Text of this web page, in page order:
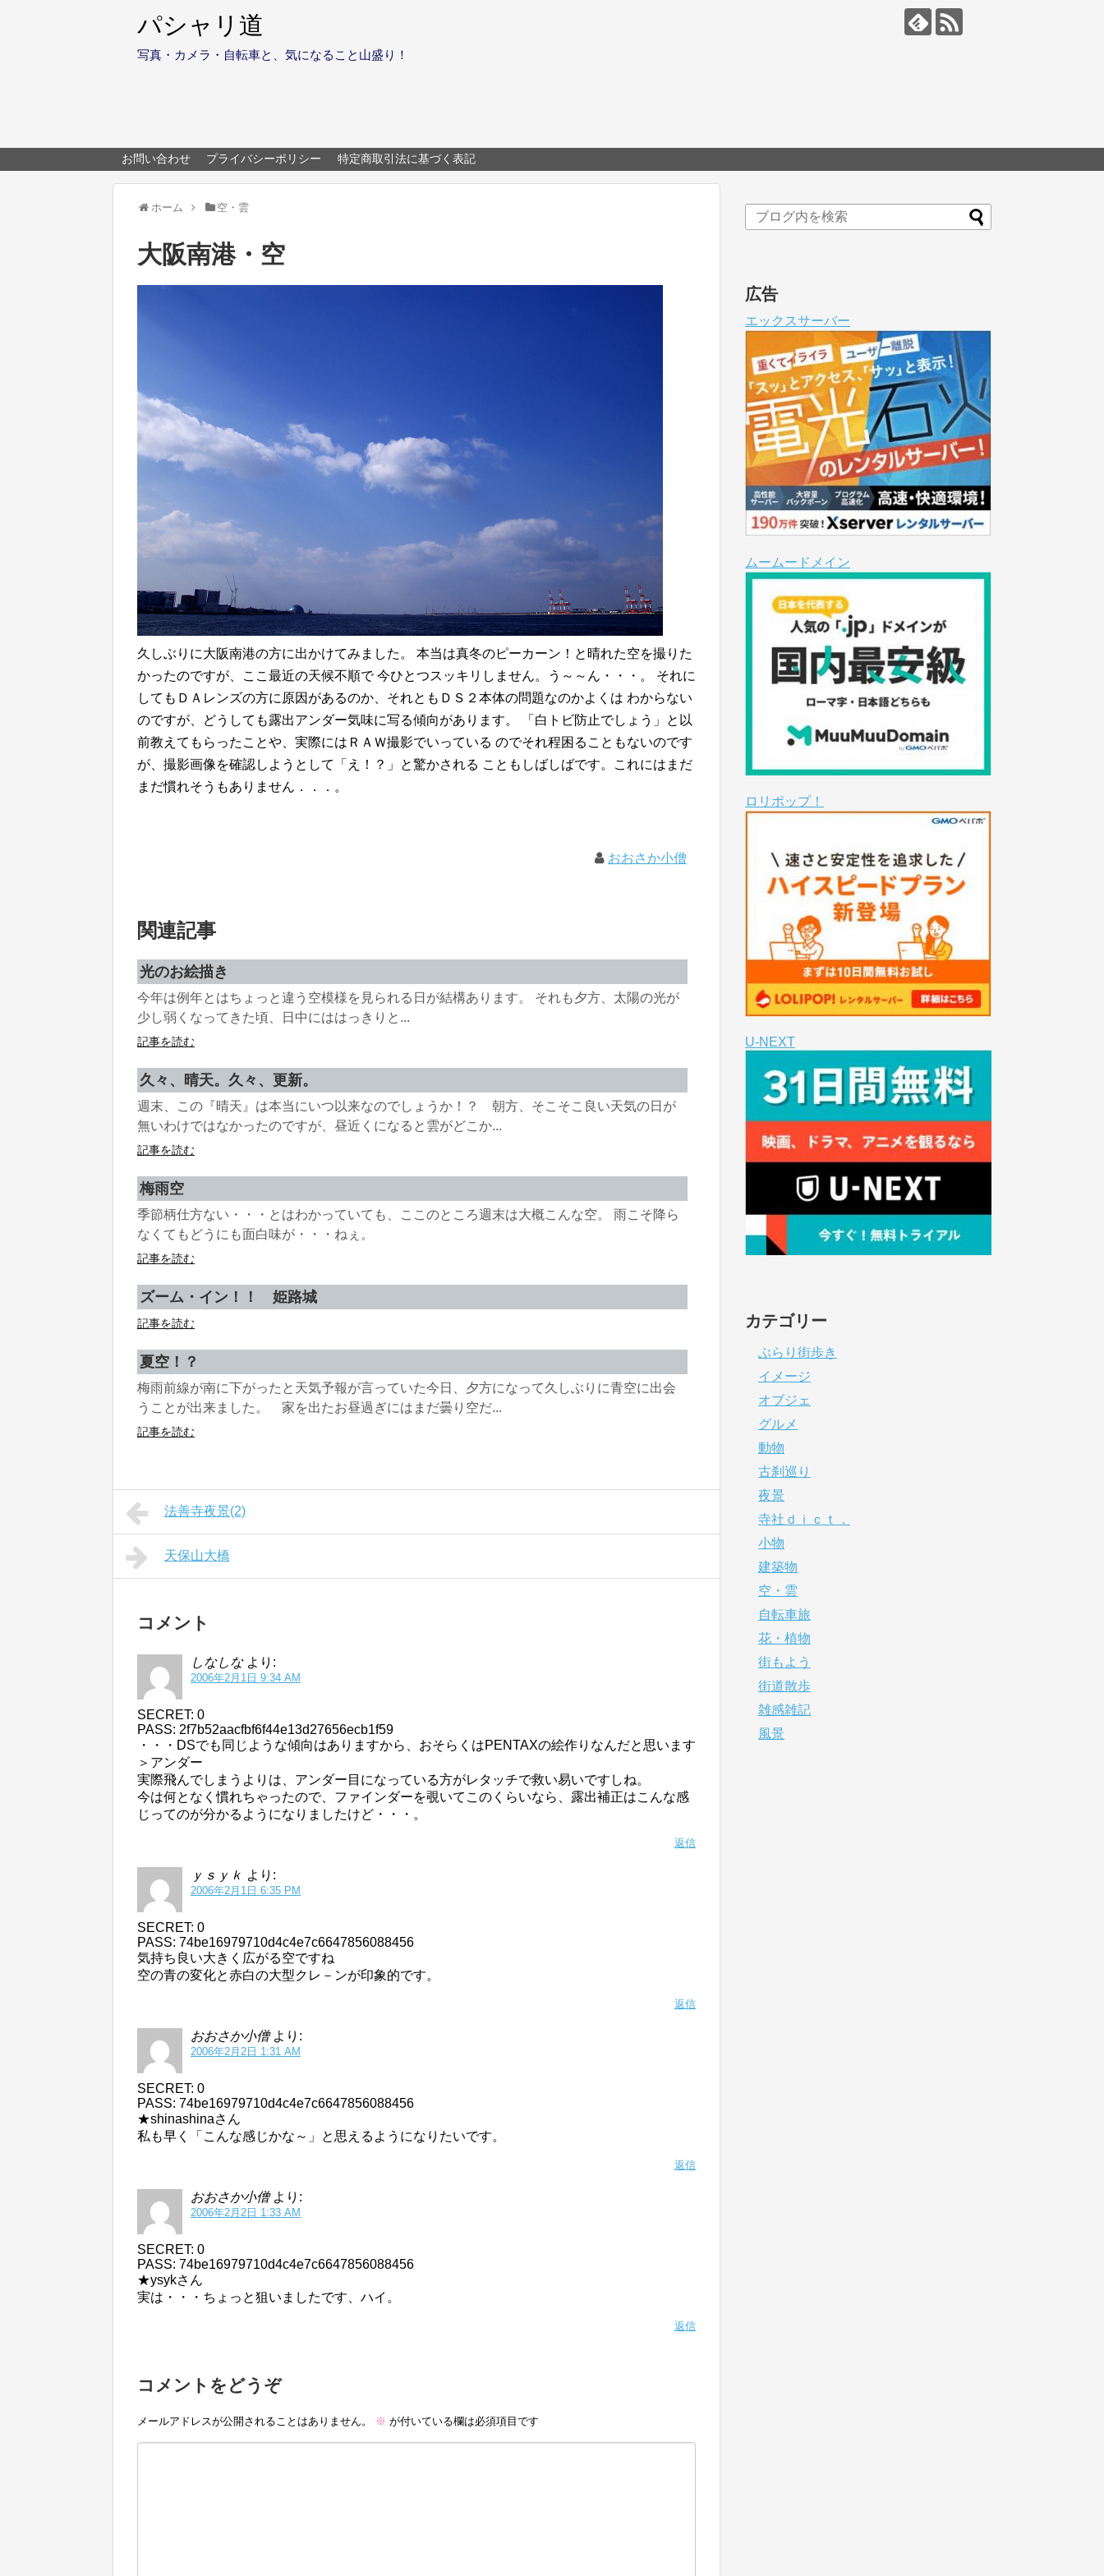
パシャリ道
写真・カメラ・自転車と、気になること山盛り！
お問い合わせ プライバシーポリシー 特定商取引法に基づく表記
ホーム 空・雲
大阪南港・空
久しぶりに大阪南港の方に出かけてみました。 本当は真冬のピーカーン！と晴れた空を撮りた
かったのですが、ここ最近の天候不順で 今ひとつスッキリしません。う～～ん・・・。 それに
してもＤＡレンズの方に原因があるのか、それともＤＳ２本体の問題なのかよくは わからない
のですが、どうしても露出アンダー気味に写る傾向があります。 「白トビ防止でしょう」と以
前教えてもらったことや、実際にはＲＡＷ撮影でいっている のでそれ程困ることもないのです
が、撮影画像を確認しようとして「え！？」と驚かされる こともしばしばです。これにはまだ
まだ慣れそうもありません．．．。
おおさか小僧
関連記事
光のお絵描き
今年は例年とはちょっと違う空模様を見られる日が結構あります。 それも夕方、太陽の光が
少し弱くなってきた頃、日中にははっきりと...
記事を読む
久々、晴天。久々、更新。
週末、この『晴天』は本当にいつ以来なのでしょうか！？ 朝方、そこそこ良い天気の日が
無いわけではなかったのですが、昼近くになると雲がどこか...
記事を読む
梅雨空
季節柄仕方ない・・・とはわかっていても、ここのところ週末は大概こんな空。 雨こそ降ら
なくてもどうにも面白味が・・・ねぇ。
記事を読む
ズーム・イン！！ 姫路城
記事を読む
夏空！？
梅雨前線が南に下がったと天気予報が言っていた今日、夕方になって久しぶりに青空に出会
うことが出来ました。 家を出たお昼過ぎにはまだ曇り空だ...
記事を読む
法善寺夜景(2)
天保山大橋
コメント
しなしな より:
2006年2月1日 9:34 AM
SECRET: 0
PASS: 2f7b52aacfbf6f44e13d27656ecb1f59
・・・DSでも同じような傾向はありますから、おそらくはPENTAXの絵作りなんだと思います
＞アンダー
実際飛んでしまうよりは、アンダー目になっている方がレタッチで救い易いですしね。
今は何となく慣れちゃったので、ファインダーを覗いてこのくらいなら、露出補正はこんな感
じってのが分かるようになりましたけど・・・。
返信
ｙｓｙｋ より:
2006年2月1日 6:35 PM
SECRET: 0
PASS: 74be16979710d4c4e7c6647856088456
気持ち良い大きく広がる空ですね
空の青の変化と赤白の大型クレ－ンが印象的です。
返信
おおさか小僧 より:
2006年2月2日 1:31 AM
SECRET: 0
PASS: 74be16979710d4c4e7c6647856088456
★shinashinaさん
私も早く「こんな感じかな～」と思えるようになりたいです。
返信
おおさか小僧 より:
2006年2月2日 1:33 AM
SECRET: 0
PASS: 74be16979710d4c4e7c6647856088456
★ysykさん
実は・・・ちょっと狙いましたです、ハイ。
返信
コメントをどうぞ
メールアドレスが公開されることはありません。 ※ が付いている欄は必須項目です
広告
エックスサーバー
ムームードメイン
ロリポップ！
U-NEXT
カテゴリー
ぶらり街歩き
イメージ
オブジェ
グルメ
動物
古刹巡り
夜景
寺社ｄｉｃｔ．
小物
建築物
空・雲
自転車旅
花・植物
街もよう
街道散歩
雑感雑記
風景